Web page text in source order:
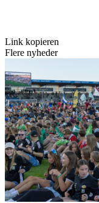
Link kopieren
Flere nyheder